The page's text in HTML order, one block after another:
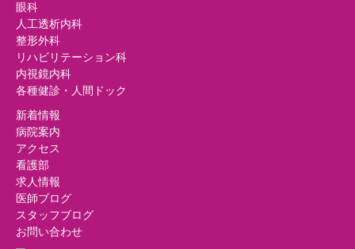
眼科
人工透析内科
整形外科
リハビリテーション科
内視鏡内科
各種健診・人間ドック
新着情報
病院案内
アクセス
看護部
求人情報
医師ブログ
スタッフブログ
お問い合わせ